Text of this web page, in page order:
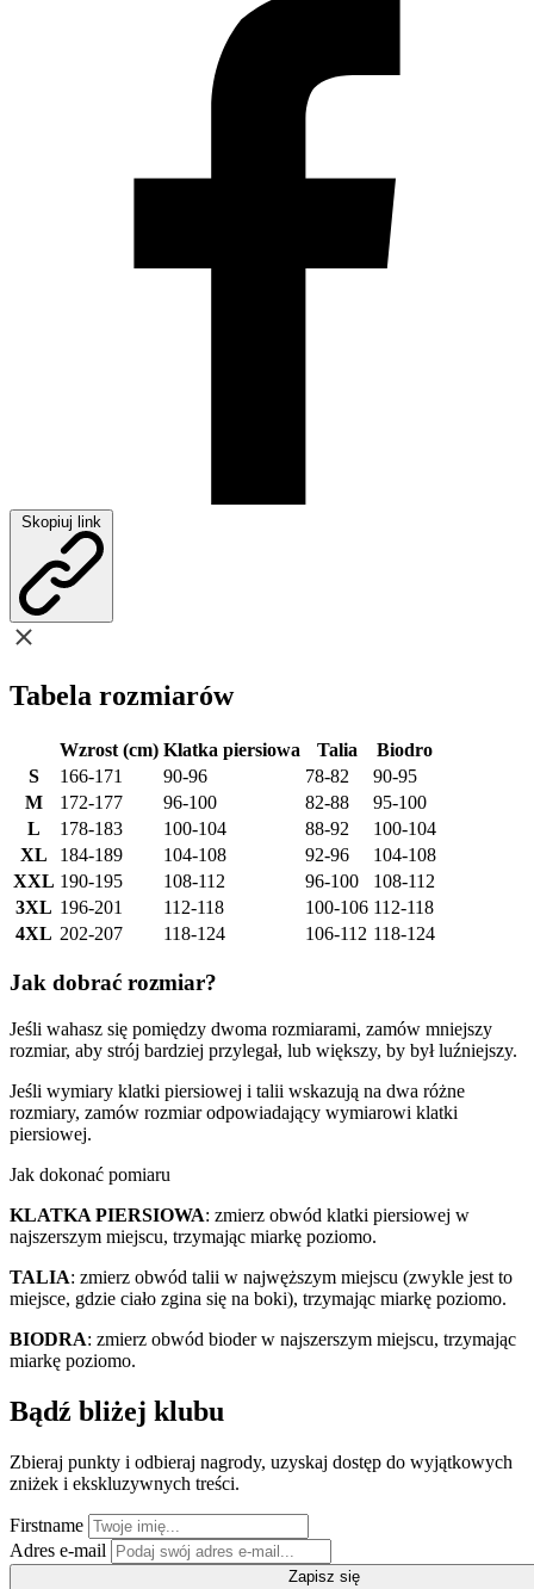
Skopiuj link
Tabela rozmiarów
Wzrost (cm) Klatka piersiowa Talia
Biodro
S
166-171 90-96 78-82
90-95
M
172-177 96-100 82-88
95-100
L
178-183 100-104 88-92
100-104
XL
184-189 104-108 92-96
104-108
XXL 190-195 108-112 96-100
108-112
3XL 196-201 112-118 100-106 112-118
4XL 202-207 118-124 106-112 118-124
Jak dobrać rozmiar?
Jeśli wahasz się pomiędzy dwoma rozmiarami, zamów mniejszy
rozmiar, aby strój bardziej przylegał, lub większy, by był luźniejszy.
Jeśli wymiary klatki piersiowej i talii wskazują na dwa różne
rozmiary, zamów rozmiar odpowiadający wymiarowi klatki
piersiowej.
Jak dokonać pomiaru
KLATKA PIERSIOWA: zmierz obwód klatki piersiowej w
najszerszym miejscu, trzymając miarkę poziomo.
TALIA: zmierz obwód talii w najwęższym miejscu (zwykle jest to
miejsce, gdzie ciało zgina się na boki), trzymając miarkę poziomo.
BIODRA: zmierz obwód bioder w najszerszym miejscu, trzymając
miarkę poziomo.
Bądź bliżej klubu
Zbieraj punkty i odbieraj nagrody, uzyskaj dostęp do wyjątkowych
zniżek i ekskluzywnych treści.
Firstname
Adres e-mail
Zapisz się